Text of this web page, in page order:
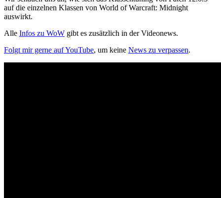
auf die einzelnen Klassen von World of Warcraft: Midnight
auswirkt.
Alle Infos zu WoW gibt es zusätzlich in der Videonews.
Folgt mir gerne auf YouTube, um keine News zu verpassen.